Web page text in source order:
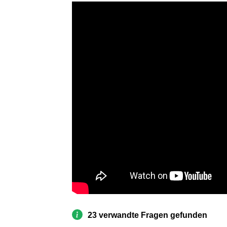
23 verwandte Fragen gefunden